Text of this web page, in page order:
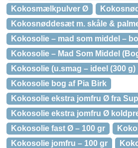
Kokosmælkpulver Ø
Kokosnøddesæt m. skåle &
Kokosolie – mad som middel –
Kokosolie – Mad Som Middel
Kokosolie (u.smag – ideel (300 g)
Kokosolie bog af Pia Birk
Kokosolie ekstra jomfru Ø fra
Kokosolie ekstra jomfru Ø
Kokosolie fast Ø – 100 gr
Kokosolie jomfru – 100 gr